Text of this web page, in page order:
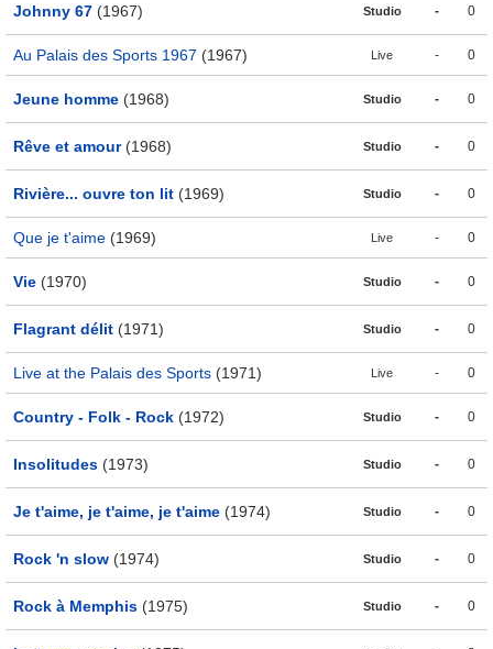
Johnny 67 (1967) Studio - 0
Au Palais des Sports 1967 (1967) Live - 0
Jeune homme (1968) Studio - 0
Rêve et amour(1968) Studio - 0
Rivière... ouvre ton lit (1969) Studio - 0
Que je t'aime (1969) Live - 0
Vie (1970) Studio - 0
Flagrant délit (1971) Studio - 0
Live at the Palais des Sports (1971) Live - 0
Country - Folk - Rock (1972) Studio - 0
Insolitudes (1973) Studio - 0
Je t'aime, je t'aime, je t'aime (1974) Studio - 0
Rock 'n slow (1974) Studio - 0
Rock à Memphis (1975) Studio - 0